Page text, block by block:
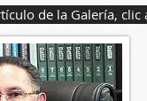
de la Galería, clic